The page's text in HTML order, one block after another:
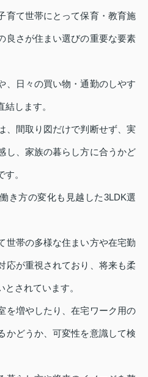
育て世帯にとって保育・教育施
良さが住まい選びの重要な要素
、日々の買い物・通勤のしやす
します。
、間取り図だけで判断せず、実
し、家族の暮らし方に合うかど
。
き方の変化も見越した3LDK選
世帯の多様な住まい方や在宅勤
応が重視されており、将来も柔
されています。
を増やしたり、在宅ワーク用の
かどうか、可変性を意識して検